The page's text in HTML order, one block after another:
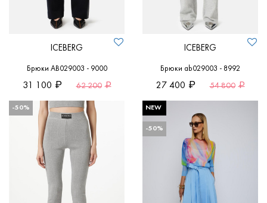
ICEBERG
Брюки AB029003 - 9000
31 100 62 200
ICEBERG
Брюки ab029003 - 8992
27 400 54 800
-50% NEW
-50%